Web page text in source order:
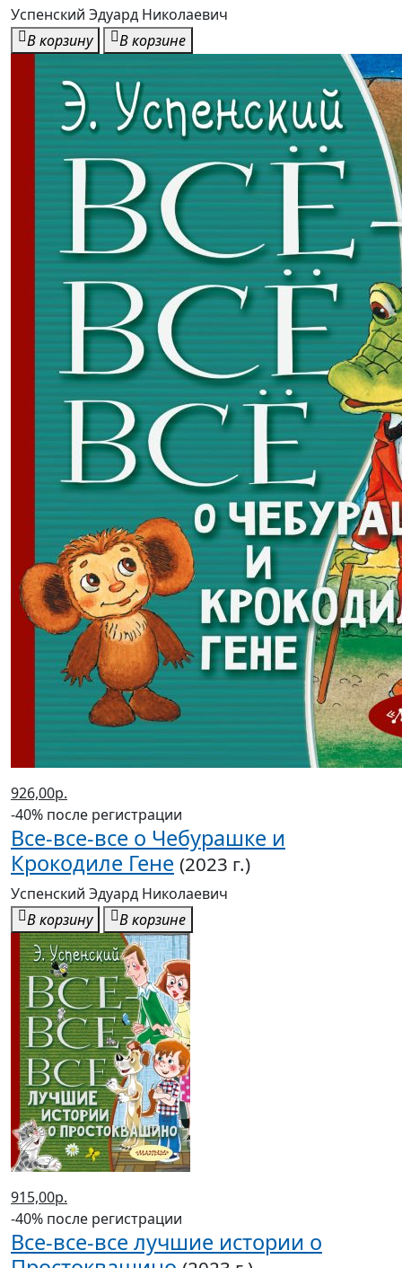
-40% после регистрации
Все-все-все о Чебурашке и
Крокодиле Гене
Успенский Эдуард Николаевич
В корзину
В корзине
915,00р.
-40% после регистрации
Все-все-все лучшие истории о
Простоквашино
Успенский Эдуард Николаевич
В корзину
В корзине